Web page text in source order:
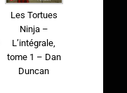
Les Tortues
Ninja –
L’intégrale,
tome 1 – Dan
Duncan